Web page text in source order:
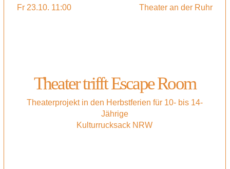
Fr 23.10. 11:00 Theater an der Ruhr
Theater trifft Escape Room
Theaterprojekt in den Herbstferien für 10- bis 14-
Jährige
Kulturrucksack NRW